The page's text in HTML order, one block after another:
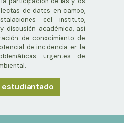
de datos en campo,
del instituto,
discusión académica, así
de conocimiento de
de incidencia en la
urgentes de
estudiantado